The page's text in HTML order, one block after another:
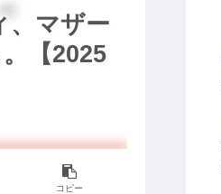
、マザー
【2025
コピー